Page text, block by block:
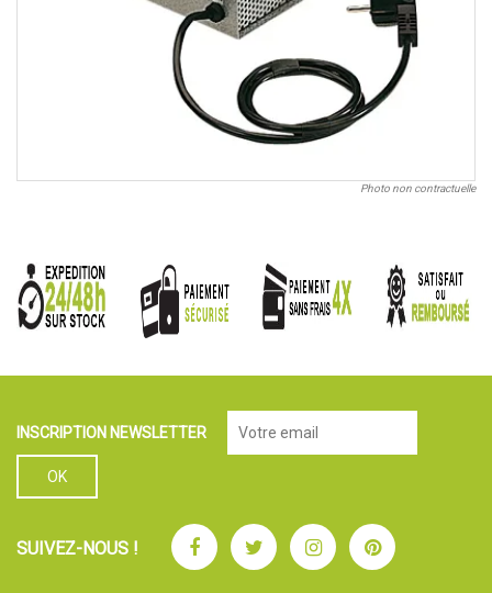
Photo non contractuelle
INSCRIPTION NEWSLETTER
SUIVEZ-NOUS ! FacebookTwitterInstagramPinterest